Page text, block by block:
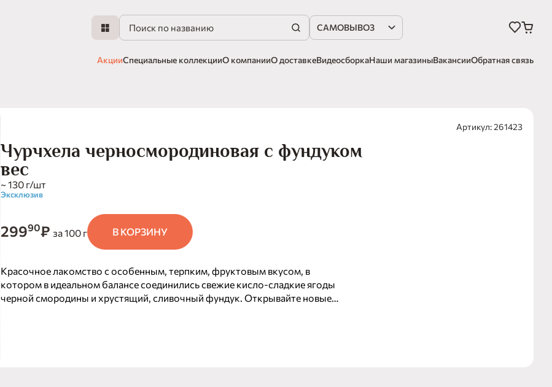
САМОВЫВОЗ
АкцииСпециальные коллекцииО компанииО доставкеВидеосборкаНаши магазиныВакансииОбратная связь
Чурчхела черносмородиновая с фундуком
вес
~ 130 г/шт
Эксклюзив
29990₽ за 100 г В КОРЗИНУ
Красочное лакомство с особенным, терпким, фруктовым вкусом, в
котором в идеальном балансе соединились свежие кисло-сладкие ягоды
черной смородины и хрустящий, сливочный фундук. Открывайте новые
Артикул: 261423